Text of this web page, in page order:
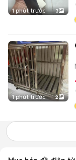
1 phút trước 3
1 phút trước 2